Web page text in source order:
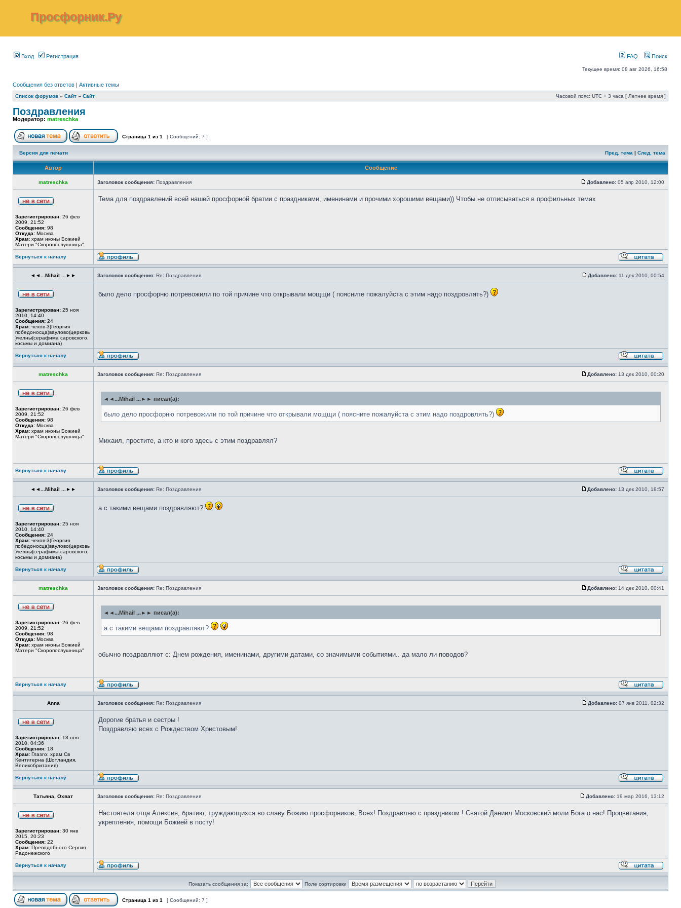
Просфорник.Ру
Вход Регистрация FAQ Поиск
Текущее время: 08 авг 2026, 16:58
Сообщения без ответов | Активные темы
Список форумов » Сайт » Сайт Часовой пояс: UTC + 3 часа [ Летнее время ]
Поздравления
Модератор: matreschka
Страница 1 из 1 [ Сообщений: 7 ]
Версия для печати Пред. тема | След. тема
Автор Сообщение
matreschka Заголовок сообщения: Поздравления Добавлено: 05 апр 2010, 12:00
Зарегистрирован: 26 фев
2009, 21:52
Сообщения: 98
Откуда: Москва
Храм: храм иконы Божией
Матери "Скоропослушница"
Тема для поздравлений всей нашей просфорной братии с праздниками, именинами и прочими хорошими вещами)) Чтобы не отписываться в профильных темах
Вернуться к началу
◄◄...Mihail ...►► Заголовок сообщения: Re: Поздравления Добавлено: 11 дек 2010, 00:54
Зарегистрирован: 25 ноя
2010, 14:40
Сообщения: 24
Храм: чехов-3(Георгия
победоносца)ваулово(церковь
)челны(серафима саровского,
косьмы и домиана)
было дело просфорню потревожили по той причине что открывали мощщи ( поясните пожалуйста с этим надо поздровлять?)
Вернуться к началу
matreschka Заголовок сообщения: Re: Поздравления Добавлено: 13 дек 2010, 00:20
Зарегистрирован: 26 фев
2009, 21:52
Сообщения: 98
Откуда: Москва
Храм: храм иконы Божией
Матери "Скоропослушница"
◄◄...Mihail ...►► писал(а):
было дело просфорню потревожили по той причине что открывали мощщи ( поясните пожалуйста с этим надо поздровлять?)
Михаил, простите, а кто и кого здесь с этим поздравлял?
Вернуться к началу
◄◄...Mihail ...►► Заголовок сообщения: Re: Поздравления Добавлено: 13 дек 2010, 18:57
Зарегистрирован: 25 ноя
2010, 14:40
Сообщения: 24
Храм: чехов-3(Георгия
победоносца)ваулово(церковь
)челны(серафима саровского,
косьмы и домиана)
а с такими вещами поздравляют?
Вернуться к началу
matreschka Заголовок сообщения: Re: Поздравления Добавлено: 14 дек 2010, 00:41
Зарегистрирован: 26 фев
2009, 21:52
Сообщения: 98
Откуда: Москва
Храм: храм иконы Божией
Матери "Скоропослушница"
◄◄...Mihail ...►► писал(а):
а с такими вещами поздравляют?
обычно поздравляют с: Днем рождения, именинами, другими датами, со значимыми событиями.. да мало ли поводов?
Вернуться к началу
Anna Заголовок сообщения: Re: Поздравления Добавлено: 07 янв 2011, 02:32
Зарегистрирован: 13 ноя
2010, 04:36
Сообщения: 18
Храм: Глазго: храм Cв
Кентигерна (Шотландия,
Великобритания)
Дорогие братья и сестры !
Поздравляю всех с Рождеством Христовым!
Вернуться к началу
Татьяна, Охват Заголовок сообщения: Re: Поздравления Добавлено: 19 мар 2016, 13:12
Зарегистрирован: 30 янв
2015, 20:23
Сообщения: 22
Храм: Преподобного Сергия
Радонежского
Настоятеля отца Алексия, братию, труждающихся во славу Божию просфорников, Всех! Поздравляю с праздником ! Святой Даниил Московский моли Бога о нас! Процветания,
укрепления, помощи Божией в посту!
Вернуться к началу
Показать сообщения за: Поле сортировки
Страница 1 из 1 [ Сообщений: 7 ]